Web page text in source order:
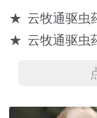
虫后把我吓傻
了！
★ 云牧通驱虫
★ 云牧通驱虫